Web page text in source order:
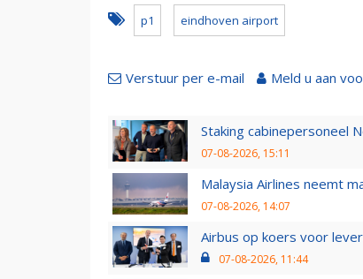
p1 eindhoven airport
Verstuur per e-mail Meld u aan
Staking cabinepersoneel
07-08-2026, 15:11
Malaysia Airlines neemt
07-08-2026, 14:07
Airbus op koers voor
07-08-2026, 11:44